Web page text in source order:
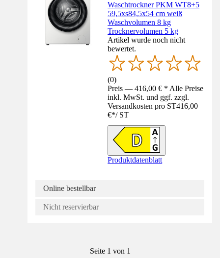
Waschtrockner PKM WT8+5
59,5xs84,5x54 cm weiß
Waschvolumen 8 kg
Trocknervolumen 5 kg
Artikel wurde noch nicht
bewertet.
(0)
Preis — 416,00 € * Alle Preise
inkl. MwSt. und ggf. zzgl.
Versandkosten pro ST416,00
€*/ ST
Produktdatenblatt
Online bestellbar
Nicht reservierbar
Seite 1 von 1